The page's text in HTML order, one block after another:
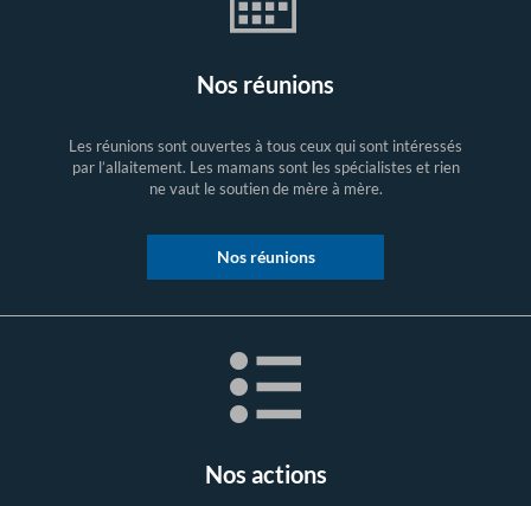
Nos réunions
Les réunions sont ouvertes à tous ceux qui sont intéressés
par l’allaitement. Les mamans sont les spécialistes et rien
ne vaut le soutien de mère à mère.
Nos réunions
Nos actions